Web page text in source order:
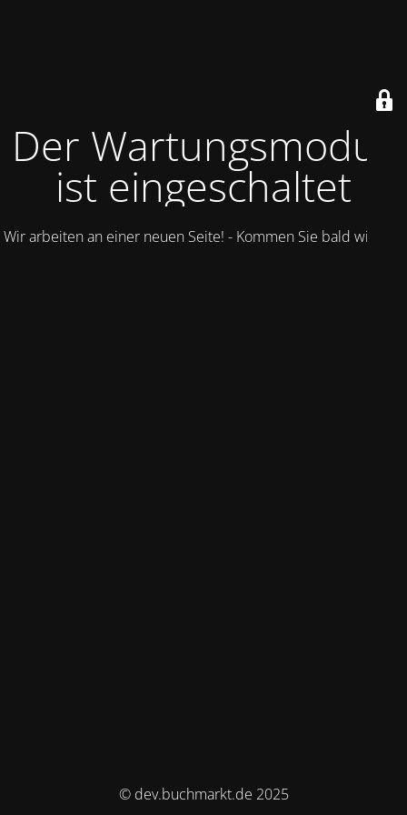
Der Wartungsmodus
ist eingeschaltet
Wir arbeiten an einer neuen Seite! - Kommen Sie bald wieder.
© dev.buchmarkt.de 2025